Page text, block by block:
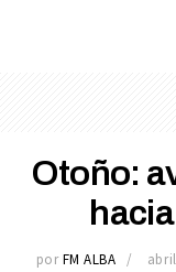
Otoño:
por FM ALBA